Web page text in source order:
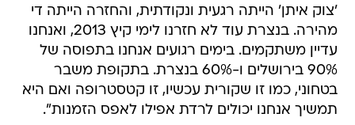
עדיין משתקמים. בימים רגועים אנחנו בתפוסה של
90% בירושלים ו-60% בנצרת. בתקופת משבר
בטחוני, כמו זו שקורית עכשיו, זו קטסטרופה ואם היא
תמשיך אנחנו יכולים לרדת אפילו לאפס הזמנות".
ינון: למזלנו הירידה נכון לעכשיו היא של 25% כאשר